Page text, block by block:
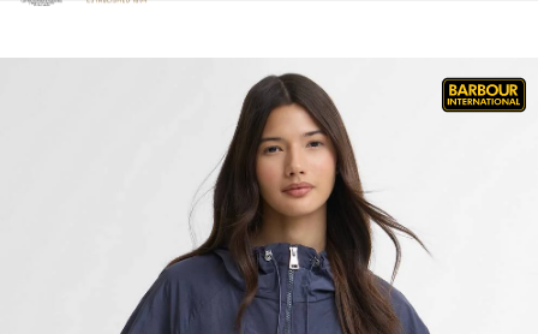
Clicca per visualizzare la nostra Dichiarazione di Accessibilità